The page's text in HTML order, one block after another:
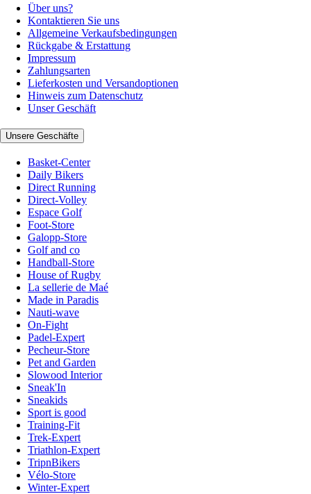
Über uns?
Kontaktieren Sie uns
Allgemeine Verkaufsbedingungen
Rückgabe & Erstattung
Impressum
Zahlungsarten
Lieferkosten und Versandoptionen
Hinweis zum Datenschutz
Unser Geschäft
Unsere Geschäfte
Basket-Center
Daily Bikers
Direct Running
Direct-Volley
Espace Golf
Foot-Store
Galopp-Store
Golf and co
Handball-Store
House of Rugby
La sellerie de Maé
Made in Paradis
Nauti-wave
On-Fight
Padel-Expert
Pecheur-Store
Pet and Garden
Slowood Interior
Sneak'In
Sneakids
Sport is good
Training-Fit
Trek-Expert
Triathlon-Expert
TripnBikers
Vélo-Store
Winter-Expert